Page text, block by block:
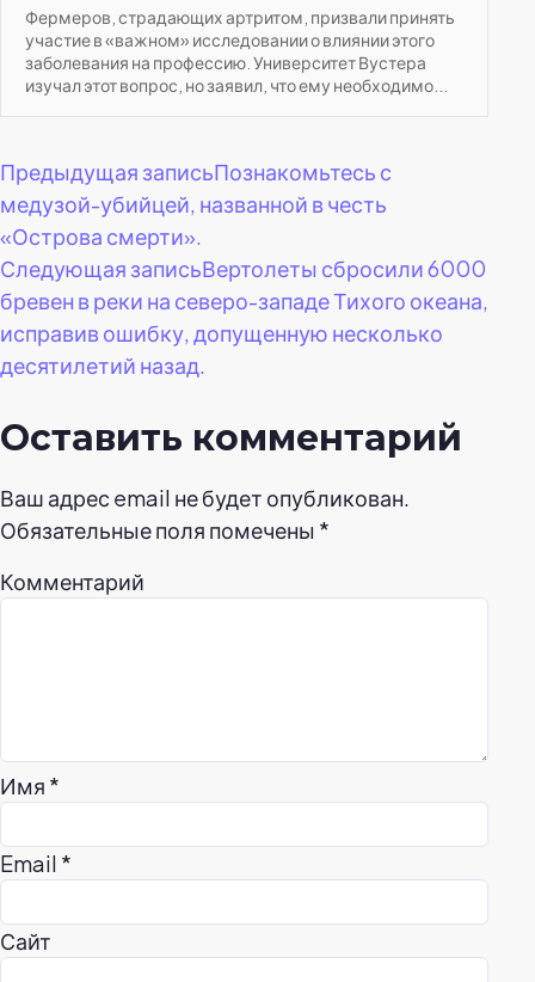
Фермеров, страдающих артритом, призвали принять
участие в «важном» исследовании о влиянии этого
заболевания на профессию. Университет Вустера
изучал этот вопрос, но заявил, что ему необходимо...
Навигация
по
записям
Предыдущая записьПознакомьтесь с
медузой-убийцей, названной в честь
«Острова смерти».
Следующая записьВертолеты сбросили 6000
бревен в реки на северо-западе Тихого океана,
исправив ошибку, допущенную несколько
десятилетий назад.
Оставить комментарий
Ваш адрес email не будет опубликован.
Обязательные поля помечены *
Комментарий
Имя *
Email *
Сайт